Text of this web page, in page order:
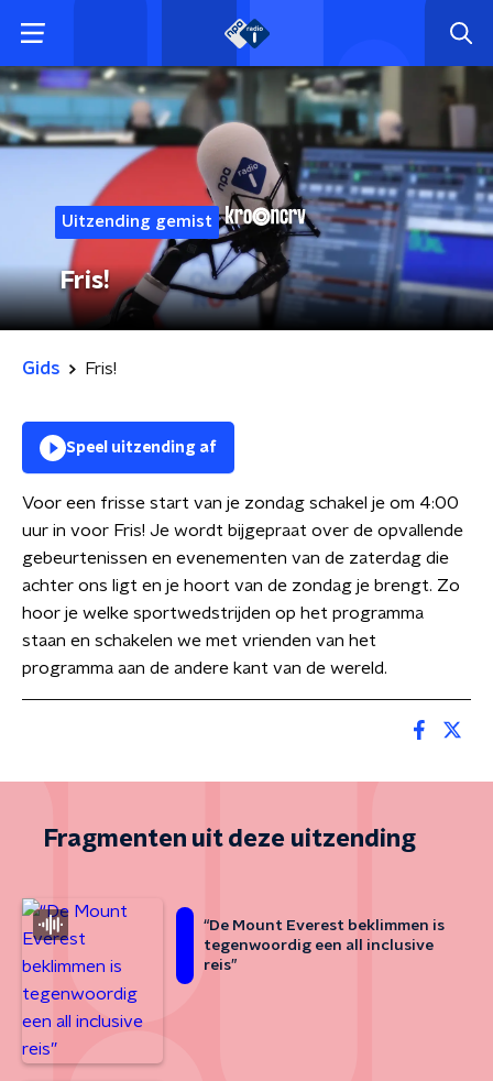
Uitzending gemist
Fris!
Gids Fris!
Speel uitzending af
Voor een frisse start van je zondag schakel je om 4:00
uur in voor Fris! Je wordt bijgepraat over de opvallende
gebeurtenissen en evenementen van de zaterdag die
achter ons ligt en je hoort van de zondag je brengt. Zo
hoor je welke sportwedstrijden op het programma
staan en schakelen we met vrienden van het
programma aan de andere kant van de wereld.
Fragmenten uit deze uitzending
“De Mount Everest beklimmen is
tegenwoordig een all inclusive
reis”